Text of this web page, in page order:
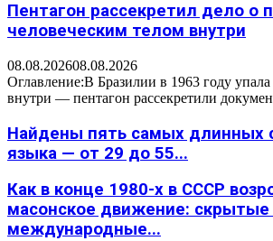
Пентагон рассекретил дело о
человеческим телом внутри
08.08.202608.08.2026
Оглавление:В Бразилии в 1963 году упала
внутри — пентагон рассекретили
Найдены пять самых длинных
языка — от 29 до 55...
Как в конце 1980-х в СССР
масонское движение:
международные...